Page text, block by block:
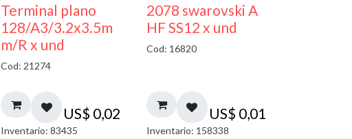
Terminal plano
128/A3/3.2x3.5m
m/R x und
Cod: 21274
US$ 0,02
Inventario: 83435
2078 swarovski A
HF SS12 x und
Cod: 16820
US$ 0,01
Inventario: 158338